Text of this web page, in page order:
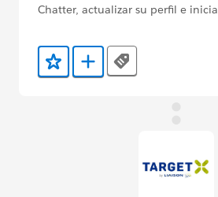
Chatter, actualizar su perfil e
Agregar a favoritos
Agregar a Trailmix
Tags